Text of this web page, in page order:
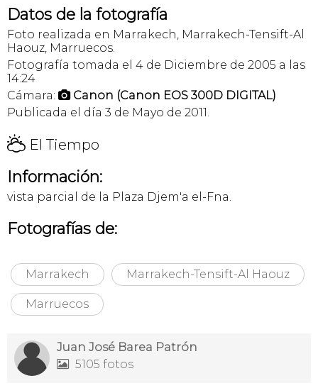
Datos de la fotografía
Foto realizada en Marrakech, Marrakech-Tensift-Al
Haouz, Marruecos.
Fotografía tomada el 4 de Diciembre de 2005 a las
14:24
Cámara:  Canon (Canon EOS 300D DIGITAL)
Publicada el día 3 de Mayo de 2011.
H El Tiempo
Información:
vista parcial de la Plaza Djem'a el-Fna.
Fotografías de:
Marrakech Marrakech-Tensift-Al Haouz
Marruecos
Juan José Barea Patrón
 5105 fotos